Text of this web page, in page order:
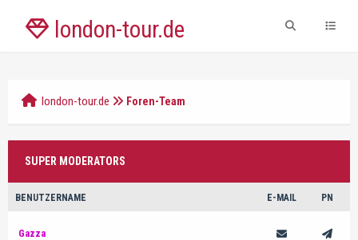
london-tour.de
london-tour.de Foren-Team
SUPER MODERATORS
BENUTZERNAME E-MAIL PN
Gazza